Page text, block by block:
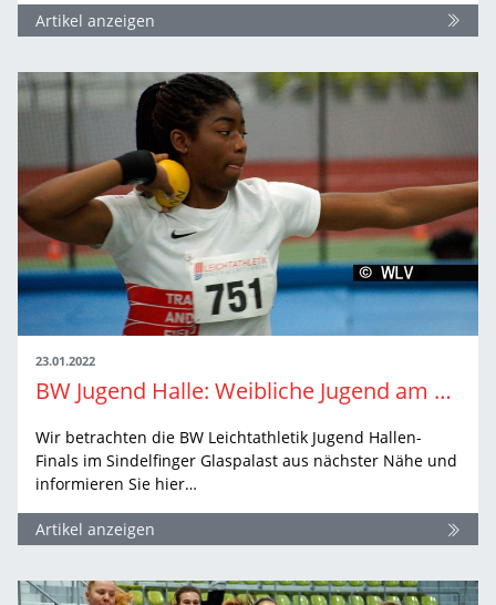
Artikel anzeigen
23.01.2022
BW Jugend Halle: Weibliche Jugend am Sonntag
Wir betrachten die BW Leichtathletik Jugend Hallen-
Finals im Sindelfinger Glaspalast aus nächster Nähe und
informieren Sie hier…
Artikel anzeigen